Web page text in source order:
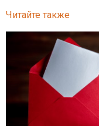
Читайте также